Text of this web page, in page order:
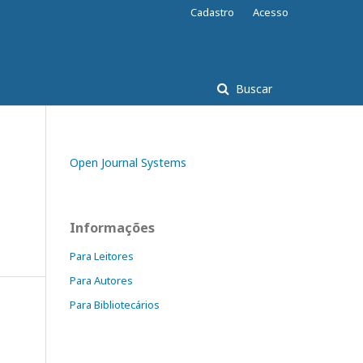
Buscar
Cadastro Acesso
Open Journal Systems
Informações
Para Leitores
Para Autores
Para Bibliotecários